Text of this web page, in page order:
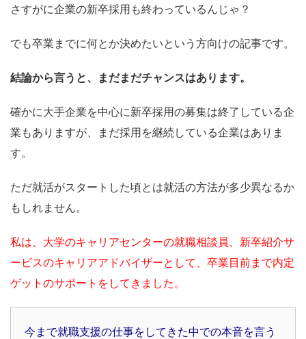
さすがに企業の新卒採用も終わっているんじゃ？
でも卒業までに何とか決めたいという方向けの記事です。
結論から言うと、まだまだチャンスはあります。
確かに大手企業を中心に新卒採用の募集は終了している企
業もありますが、まだ採用を継続している企業はありま
す。
ただ就活がスタートした頃とは就活の方法が多少異なるか
もしれません。
私は、大学のキャリアセンターの就職相談員、新卒紹介サ
ービスのキャリアアドバイザーとして、卒業目前まで内定
ゲットのサポートをしてきました。
今まで就職支援の仕事をしてきた中での本音を言う